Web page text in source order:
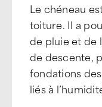
Le chéneau
toiture. Il a
de pluie et de
de descente,
fondations
liés à